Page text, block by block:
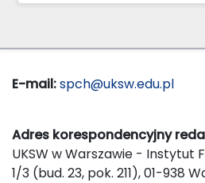
E-mail:spch@uksw.edu.pl
Adres korespondencyjny
UKSW w Warszawie - Instytut
1/3 (bud. 23, pok. 211), 01-938